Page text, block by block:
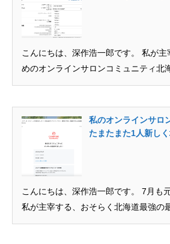
無料で登録したい企業様はこちら
北海道最強のビジネス課題解決コミ
ンラインアジト】
こんにちは、深作浩一郎です。 私が
めのオンラインサロンコミュニティ北
私のオンラインサロ
たまたまた1人新し
こんにちは、深作浩一郎です。 7月も
私が主宰する、おそらく北海道最強の